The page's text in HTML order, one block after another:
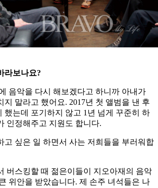
라보나요?
음악을 다시 해보겠다고 하니까 아내가
지 말라고 했어요. 2017년 첫 앨범을 낸 후
했는데 포기하지 않고 1년 넘게 꾸준히 하
인정해주고 지원도 합니다.
고 싶은 일 하면서 사는 저희들을 부러워합
버스킹할 때 젊은이들이 지오아재의 음악
위안을 받았습니다. 제 손주 녀석들은 나